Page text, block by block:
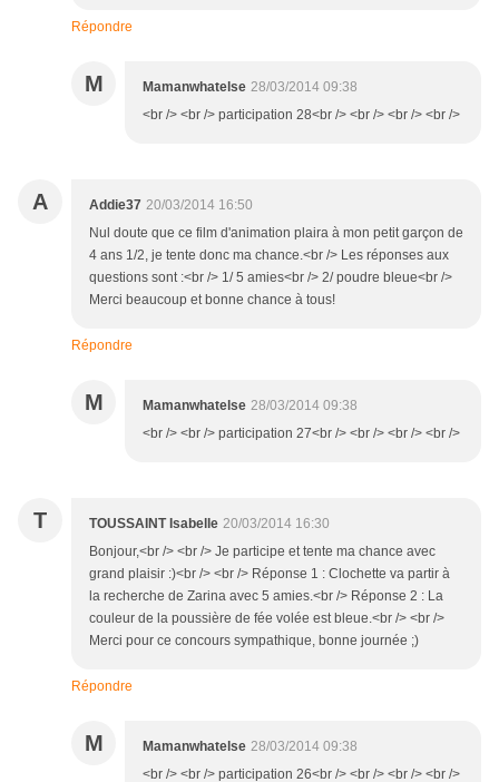
Répondre
M Mamanwhatelse 28/03/2014 09:38
<br /> <br /> participation 28<br /> <br /> <br /> <br />
A Addie37 20/03/2014 16:50
Nul doute que ce film d'animation plaira à mon petit garçon de
4 ans 1/2, je tente donc ma chance.<br /> Les réponses aux
questions sont :<br /> 1/ 5 amies<br /> 2/ poudre bleue<br />
Merci beaucoup et bonne chance à tous!
Répondre
M Mamanwhatelse 28/03/2014 09:38
<br /> <br /> participation 27<br /> <br /> <br /> <br />
T TOUSSAINT Isabelle 20/03/2014 16:30
Bonjour,<br /> <br /> Je participe et tente ma chance avec
grand plaisir :)<br /> <br /> Réponse 1 : Clochette va partir à
la recherche de Zarina avec 5 amies.<br /> Réponse 2 : La
couleur de la poussière de fée volée est bleue.<br /> <br />
Merci pour ce concours sympathique, bonne journée ;)
Répondre
M Mamanwhatelse 28/03/2014 09:38
<br /> <br /> participation 26<br /> <br /> <br /> <br />